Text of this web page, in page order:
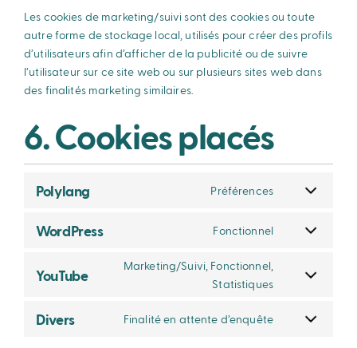
Les cookies de marketing/suivi sont des cookies ou toute
autre forme de stockage local, utilisés pour créer des profils
d’utilisateurs afin d’afficher de la publicité ou de suivre
l’utilisateur sur ce site web ou sur plusieurs sites web dans
des finalités marketing similaires.
6. Cookies placés
Polylang Préférences
WordPress Fonctionnel
YouTube
Marketing/Suivi, Fonctionnel,
Statistiques
Divers Finalité en attente d’enquête